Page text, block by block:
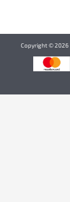
Copyright ©2026